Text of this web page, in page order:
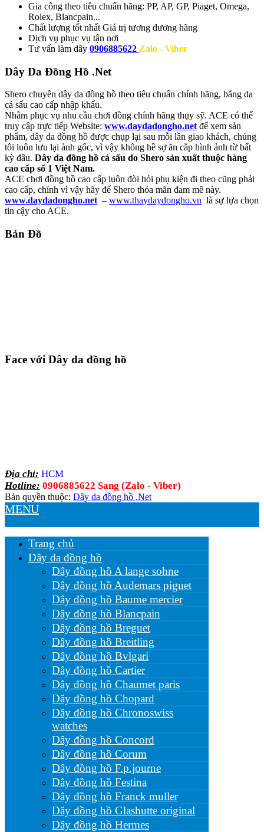
Gia công theo tiêu chuẩn hãng: PP, AP, GP, Piaget, Omega,
Rolex, Blancpain...
Chất lượng tốt nhất Giá trị tương đương hãng
Dịch vụ phục vụ tận nơi
Tư vấn làm dây 0906885622 Zalo - Viber
Dây Da Đồng Hồ .Net
Shero chuyên dây da đồng hồ theo tiêu chuẩn chính hãng, bằng da
cá sấu cao cấp nhập khẩu.
Nhằm phục vụ nhu cầu chơi đồng chính hãng thụy sỹ. ACE có thể
truy cập trực tiếp Website: www.daydadongho.net để xem sản
phẩm, dây da đồng hồ được chụp lại sau mỗi lần giao khách, chúng
tôi luôn lưu lại ảnh gốc, vì vậy không hề sợ ăn cắp hình ảnh từ bất
kỳ đâu. Dây da đồng hồ cá sấu do Shero sản xuất thuộc hàng
cao cấp số 1 Việt Nam.
ACE chơi đồng hồ cao cấp luôn đòi hỏi phụ kiện đi theo cũng phải
cao cấp, chính vì vậy hãy để Shero thỏa mãn đam mê này.
www.daydadongho.net – www.thaydaydongho.vn là sự lựa chọn
tin cậy cho ACE.
Bản Đồ
Face với Dây da đồng hồ
Địa chỉ: HCM
Hotline: 0906885622 Sang (Zalo - Viber)
Bản quyền thuộc: Dây da đồng hồ .Net
MENU
Trang chủ
Dây da đồng hồ
Dây đồng hồ A lange sohne
Dây đồng hồ Audemars piguet
Dây đồng hồ Baume mercier
Dây đồng hồ Blancpain
Dây đồng hồ Breguet
Dây đồng hồ Breitling
Dây đồng hồ Bvlgari
Dây đồng hồ Cartier
Dây đồng hồ Chaumet paris
Dây đồng hồ Chopard
Dây đồng hồ Chronoswiss
watches
Dây đồng hồ Concord
Dây đồng hồ Corum
Dây đồng hồ F.p.journe
Dây đồng hồ Festina
Dây đồng hồ Franck muller
Dây đồng hồ Glashutte original
Dây đồng hồ Hermes